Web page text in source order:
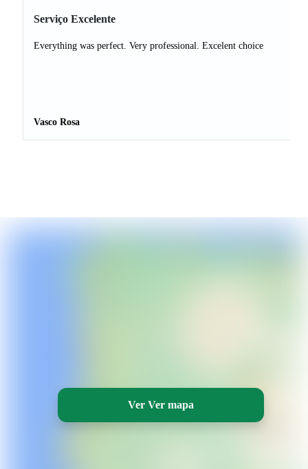
Serviço Excelente
Everything was perfect. Very professional. Excelent choice
Vasco Rosa
Ver Ver mapa